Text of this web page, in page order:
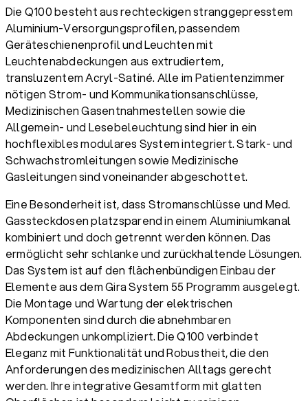
Die Q100 besteht aus rechteckigen stranggepresstem
Aluminium-Versorgungsprofilen, passendem
Geräteschienenprofil und Leuchten mit
Leuchtenabdeckungen aus extrudiertem,
transluzentem Acryl-Satiné. Alle im Patientenzimmer
nötigen Strom- und Kommunikationsanschlüsse,
Medizinischen Gasentnahmestellen sowie die
Allgemein- und Lesebeleuchtung sind hier in ein
hochflexibles modulares System integriert. Stark- und
Schwachstromleitungen sowie Medizinische
Gasleitungen sind voneinander abgeschottet.
Eine Besonderheit ist, dass Stromanschlüsse und Med.
Gassteckdosen platzsparend in einem Aluminiumkanal
kombiniert und doch getrennt werden können. Das
ermöglicht sehr schlanke und zurückhaltende Lösungen.
Das System ist auf den flächenbündigen Einbau der
Elemente aus dem Gira System 55 Programm ausgelegt.
Die Montage und Wartung der elektrischen
Komponenten sind durch die abnehmbaren
Abdeckungen unkompliziert. Die Q100 verbindet
Eleganz mit Funktionalität und Robustheit, die den
Anforderungen des medizinischen Alltags gerecht
werden. Ihre integrative Gesamtform mit glatten